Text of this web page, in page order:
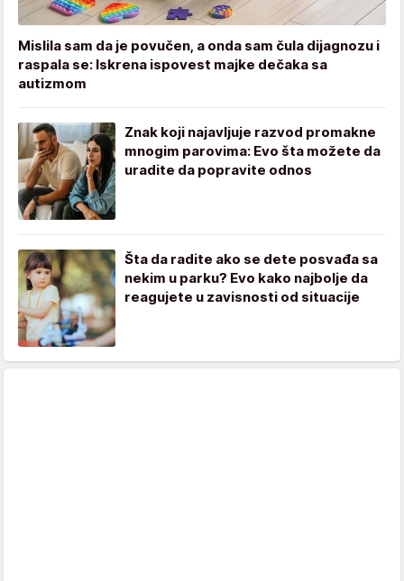
Mislila sam da je povučen, a onda sam čula dijagnozu i
raspala se: Iskrena ispovest majke dečaka sa
autizmom
Znak koji najavljuje razvod promakne
mnogim parovima: Evo šta možete da
uradite da popravite odnos
Šta da radite ako se dete posvađa sa
nekim u parku? Evo kako najbolje da
reagujete u zavisnosti od situacije